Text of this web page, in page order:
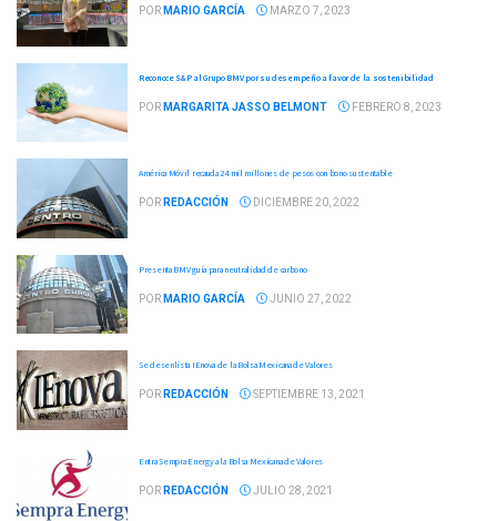
POR MARIO GARCÍA MARZO 7, 2023
Reconoce S&P al Grupo BMV por su desempeño a favor de la sostenibilidad
POR MARGARITA JASSO BELMONT FEBRERO 8, 2023
América Móvil recauda 24 mil millones de pesos con bono sustentable
POR REDACCIÓN DICIEMBRE 20, 2022
Presenta BMV guía para neutralidad de carbono
POR MARIO GARCÍA JUNIO 27, 2022
Se desenlista IEnova de la Bolsa Mexicana de Valores
POR REDACCIÓN SEPTIEMBRE 13, 2021
Entra Sempra Energy a la Bolsa Mexicana de Valores
POR REDACCIÓN JULIO 28, 2021